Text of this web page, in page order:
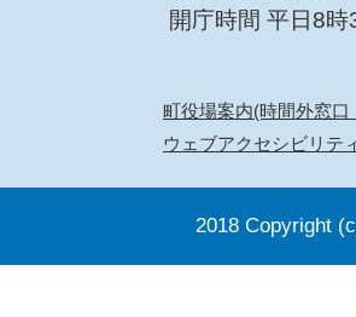
開庁時間 平日8
町役場案内(時間外窓口
ウェブアクセシビリテ
2018 Copyright